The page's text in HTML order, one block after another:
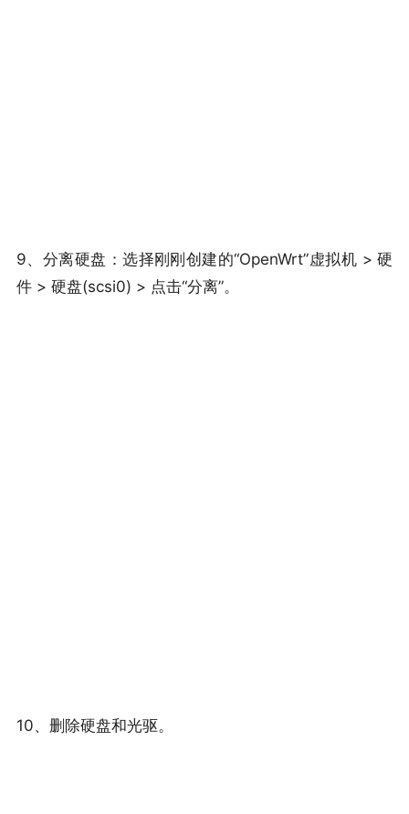
9、分离硬盘：选择刚刚创建的“OpenWrt”虚拟机 > 硬
件 > 硬盘(scsi0) > 点击“分离”。
10、删除硬盘和光驱。